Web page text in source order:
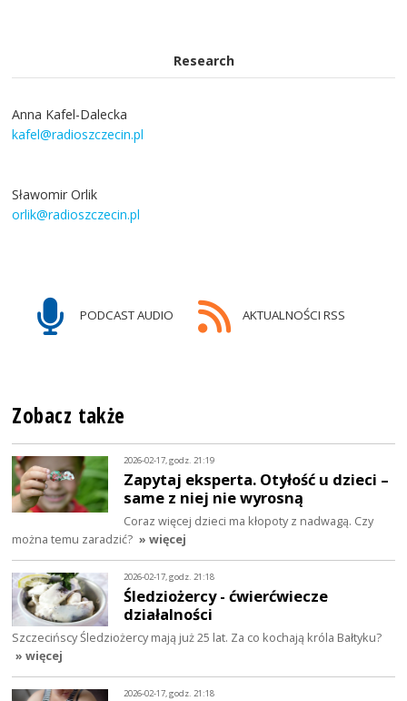
Research
Anna Kafel-Dalecka
kafel@radioszczecin.pl
Sławomir Orlik
orlik@radioszczecin.pl
PODCAST AUDIO AKTUALNOŚCI RSS
Zobacz także
2026-02-17, godz. 21:19
Zapytaj eksperta. Otyłość u dzieci –
same z niej nie wyrosną
Coraz więcej dzieci ma kłopoty z nadwagą. Czy
można temu zaradzić? » więcej
2026-02-17, godz. 21:18
Śledziożercy - ćwierćwiecze
działalności
Szczecińscy Śledziożercy mają już 25 lat. Za co kochają króla Bałtyku?
» więcej
2026-02-17, godz. 21:18